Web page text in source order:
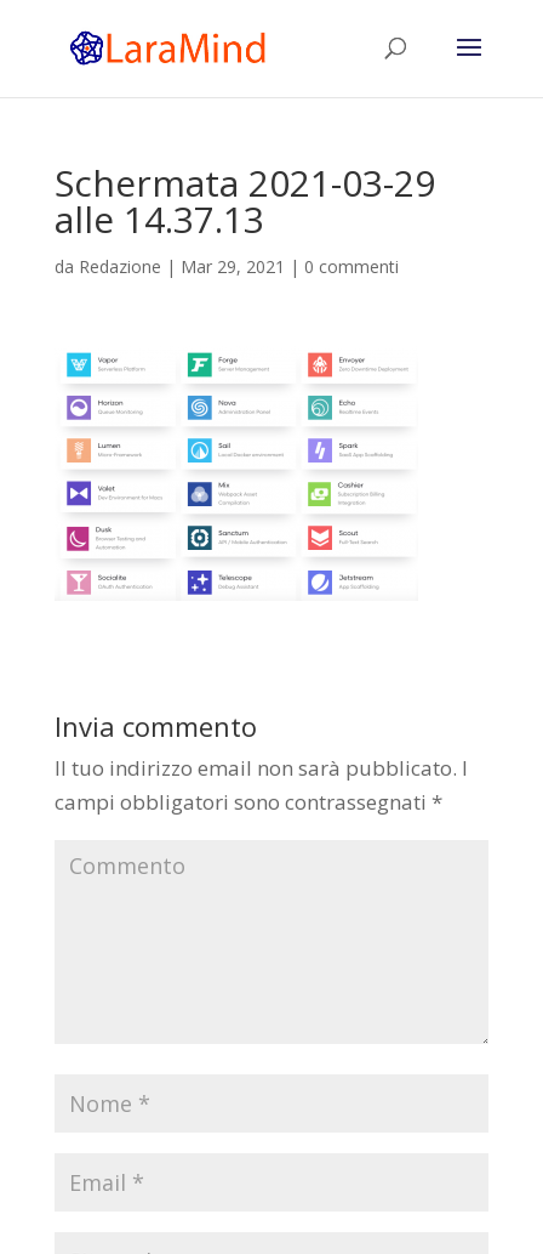
Schermata 2021-03-29
alle 14.37.13
da Redazione | Mar 29, 2021 | 0 commenti
Invia commento
Il tuo indirizzo email non sarà pubblicato. I
campi obbligatori sono contrassegnati *